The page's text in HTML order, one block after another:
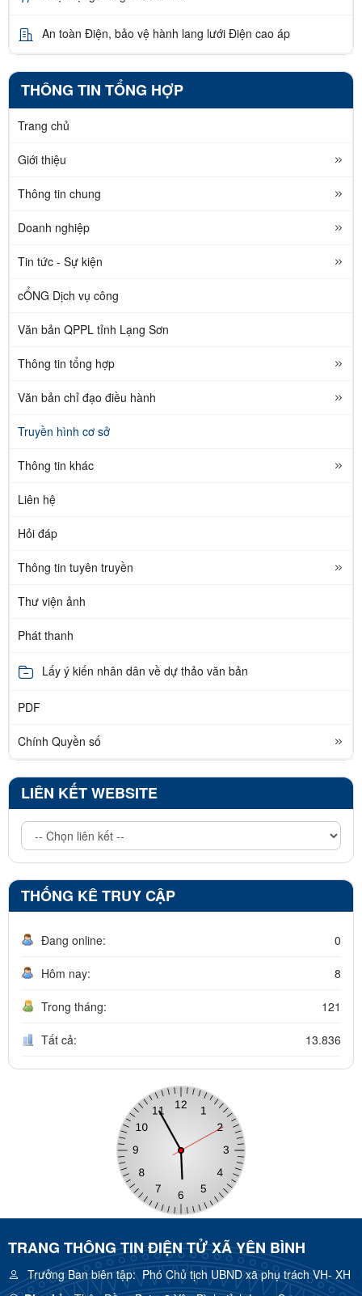
An toàn Điện, bảo vệ hành lang lưới Điện cao áp
THÔNG TIN TỔNG HỢP
Trang chủ
Giới thiệu
Thông tin chung
Doanh nghiệp
Tin tức - Sự kiện
cỔNG Dịch vụ công
Văn bản QPPL tỉnh Lạng Sơn
Thông tin tổng hợp
Văn bản chỉ đạo điều hành
Truyền hình cơ sở
Thông tin khác
Liên hệ
Hỏi đáp
Thông tin tuyên truyền
Thư viện ảnh
Phát thanh
Lấy ý kiến nhân dân về dự thảo văn bản
PDF
Chính Quyền số
LIÊN KẾT WEBSITE
THỐNG KÊ TRUY CẬP
Đang online: 0
Hôm nay: 8
Trong tháng: 121
Tất cả: 13.836
TRANG THÔNG TIN ĐIỆN TỬ XÃ YÊN BÌNH
Trưởng Ban biên tập:Phó Chủ tịch UBND xã phụ trách VH- XH